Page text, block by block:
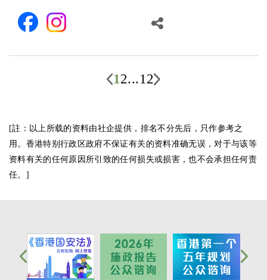
12...12
[註：以上所载的资料由社企提供，排名不分先后，只作参考之
用。香港特别行政区政府不保证有关的资料准确无误，对于与该等
资料有关的任何原因所引致的任何损失或损害，也不会承担任何责
任。]